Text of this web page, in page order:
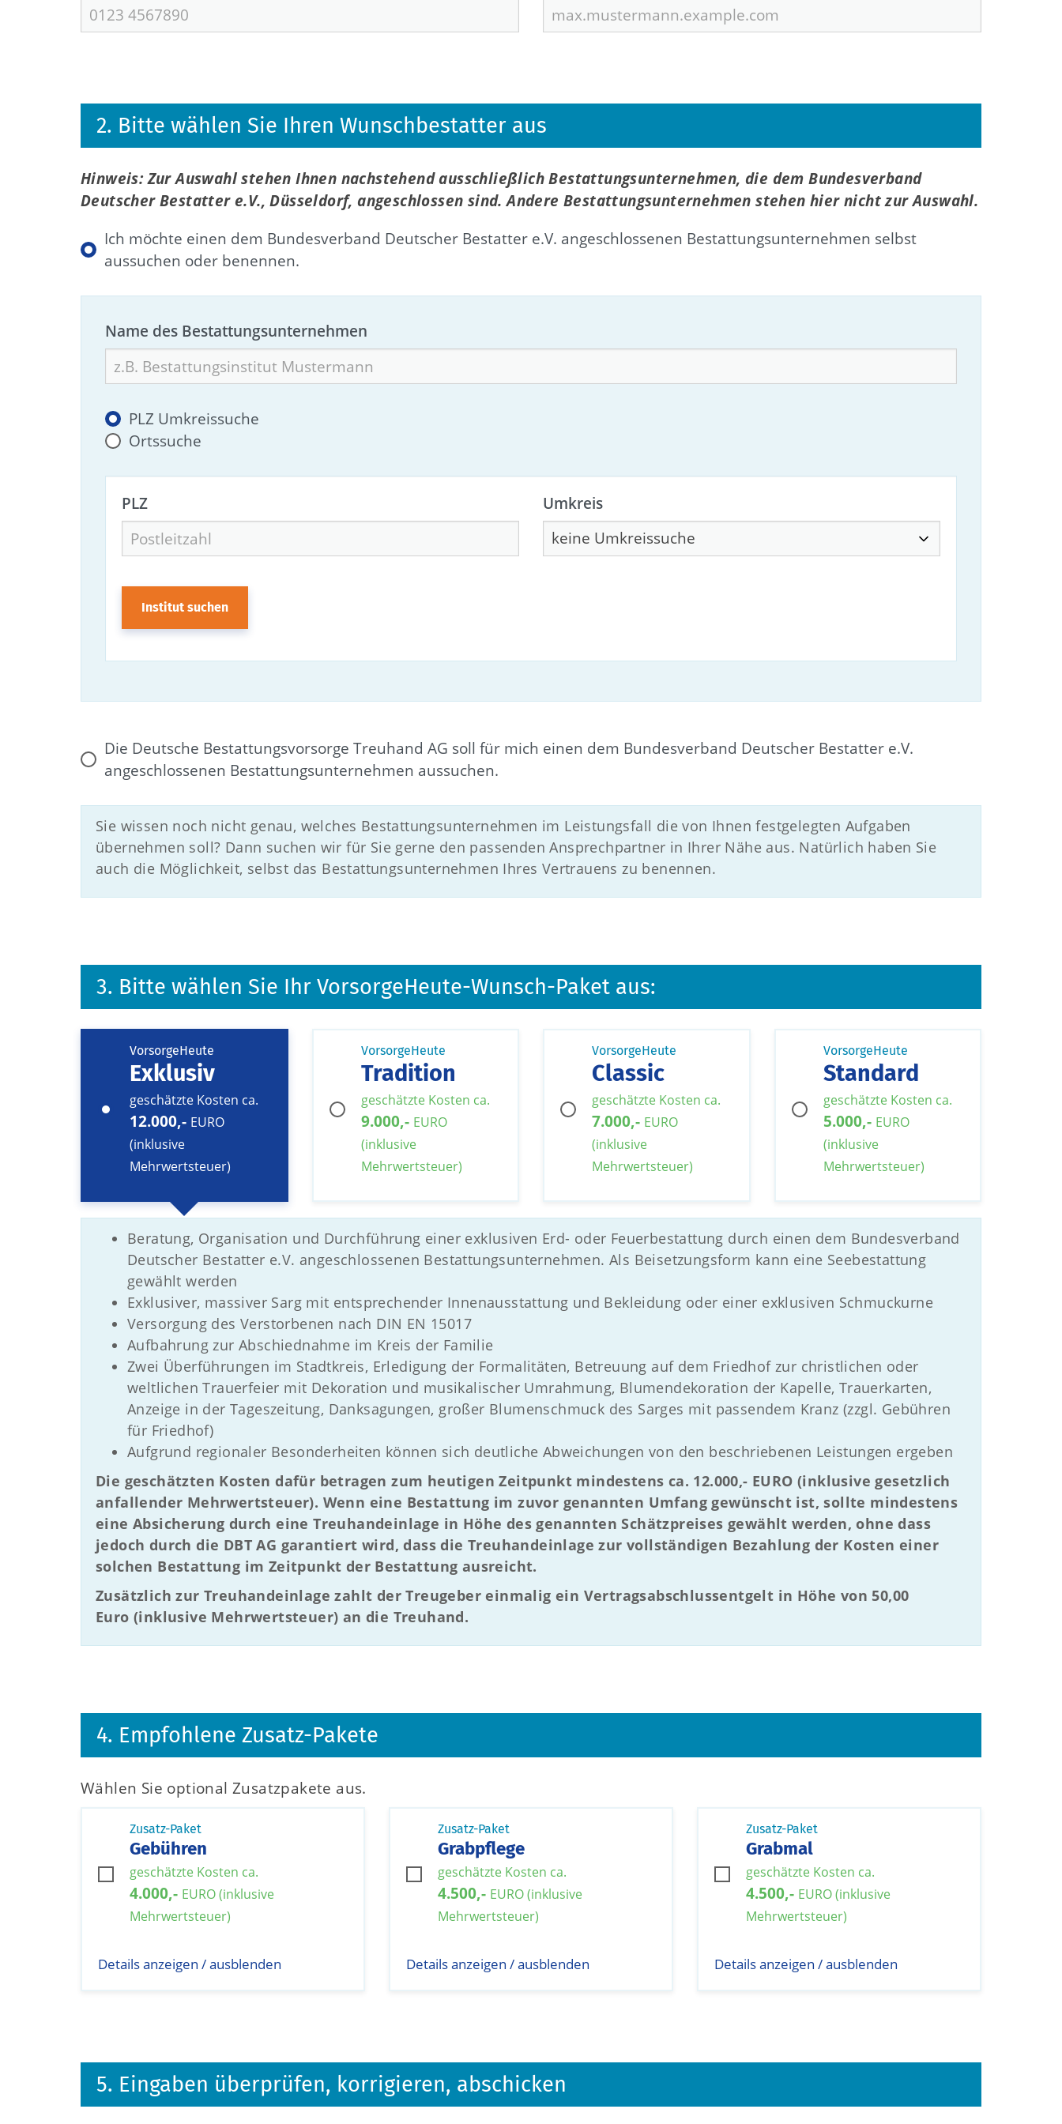
2. Bitte wählen Sie Ihren Wunschbestatter aus
Hinweis: Zur Auswahl stehen Ihnen nachstehend ausschließlich Bestattungsunternehmen, die dem Bundesverband
Deutscher Bestatter e.V., Düsseldorf, angeschlossen sind. Andere Bestattungsunternehmen stehen hier nicht zur Auswahl.
Ich möchte einen dem Bundesverband Deutscher Bestatter e.V. angeschlossenen Bestattungsunternehmen selbst
aussuchen oder benennen.
Name des Bestattungsunternehmen
PLZ Umkreissuche
Ortssuche
PLZ Umkreis
Die Deutsche Bestattungsvorsorge Treuhand AG soll für mich einen dem Bundesverband Deutscher Bestatter e.V.
angeschlossenen Bestattungsunternehmen aussuchen.
Sie wissen noch nicht genau, welches Bestattungsunternehmen im Leistungsfall die von Ihnen festgelegten Aufgaben
übernehmen soll? Dann suchen wir für Sie gerne den passenden Ansprechpartner in Ihrer Nähe aus. Natürlich haben Sie
auch die Möglichkeit, selbst das Bestattungsunternehmen Ihres Vertrauens zu benennen.
3. Bitte wählen Sie Ihr VorsorgeHeute-Wunsch-Paket aus:
VorsorgeHeute
Exklusiv
geschätzte Kosten ca.
12.000,- EURO
(inklusive
Mehrwertsteuer)
VorsorgeHeute
Tradition
geschätzte Kosten ca.
9.000,- EURO
(inklusive
Mehrwertsteuer)
VorsorgeHeute
Classic
geschätzte Kosten ca.
7.000,- EURO
(inklusive
Mehrwertsteuer)
VorsorgeHeute
Standard
geschätzte Kosten ca.
5.000,- EURO
(inklusive
Mehrwertsteuer)
Beratung, Organisation und Durchführung einer exklusiven Erd- oder Feuerbestattung durch einen dem Bundesverband
Deutscher Bestatter e.V. angeschlossenen Bestattungsunternehmen. Als Beisetzungsform kann eine Seebestattung
gewählt werden
Exklusiver, massiver Sarg mit entsprechender Innenausstattung und Bekleidung oder einer exklusiven Schmuckurne
Versorgung des Verstorbenen nach DIN EN 15017
Aufbahrung zur Abschiednahme im Kreis der Familie
Zwei Überführungen im Stadtkreis, Erledigung der Formalitäten, Betreuung auf dem Friedhof zur christlichen oder
weltlichen Trauerfeier mit Dekoration und musikalischer Umrahmung, Blumendekoration der Kapelle, Trauerkarten,
Anzeige in der Tageszeitung, Danksagungen, großer Blumenschmuck des Sarges mit passendem Kranz (zzgl. Gebühren
für Friedhof)
Aufgrund regionaler Besonderheiten können sich deutliche Abweichungen von den beschriebenen Leistungen ergeben
Die geschätzten Kosten dafür betragen zum heutigen Zeitpunkt mindestens ca. 12.000,- EURO (inklusive gesetzlich
anfallender Mehrwertsteuer). Wenn eine Bestattung im zuvor genannten Umfang gewünscht ist, sollte mindestens
eine Absicherung durch eine Treuhandeinlage in Höhe des genannten Schätzpreises gewählt werden, ohne dass
jedoch durch die DBT AG garantiert wird, dass die Treuhandeinlage zur vollständigen Bezahlung der Kosten einer
solchen Bestattung im Zeitpunkt der Bestattung ausreicht.
Zusätzlich zur Treuhandeinlage zahlt der Treugeber einmalig ein Vertragsabschlussentgelt in Höhe von 50,00
Euro (inklusive Mehrwertsteuer) an die Treuhand.
4. Empfohlene Zusatz-Pakete
Wählen Sie optional Zusatzpakete aus.
Zusatz-Paket
Gebühren
geschätzte Kosten ca.
4.000,- EURO (inklusive
Mehrwertsteuer)
Details anzeigen / ausblenden
Zusatz-Paket
Grabpflege
geschätzte Kosten ca.
4.500,- EURO (inklusive
Mehrwertsteuer)
Details anzeigen / ausblenden
Zusatz-Paket
Grabmal
geschätzte Kosten ca.
4.500,- EURO (inklusive
Mehrwertsteuer)
Details anzeigen / ausblenden
5. Eingaben überprüfen, korrigieren, abschicken